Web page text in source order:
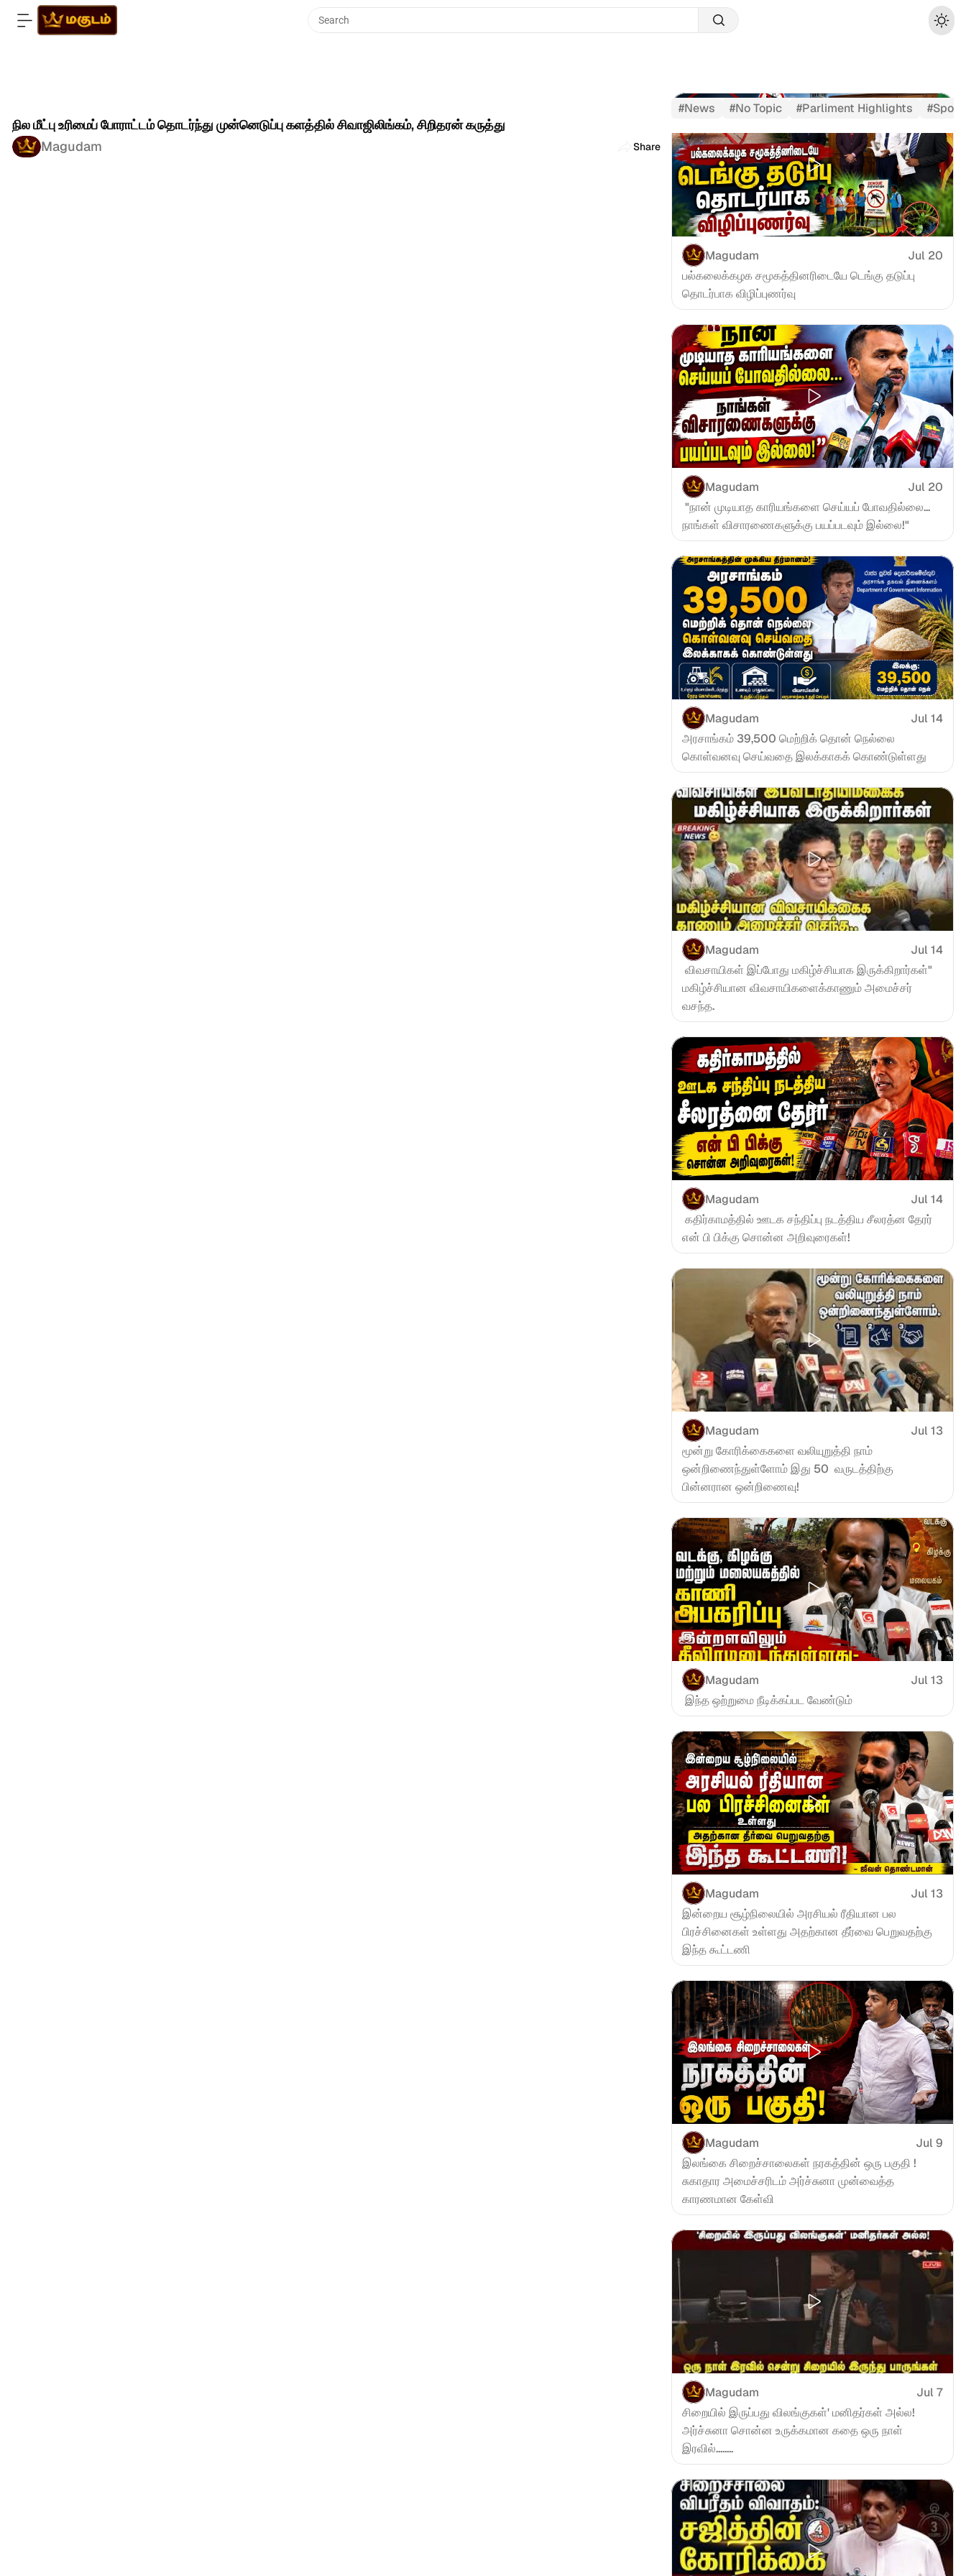
Search
நில மீட்பு உரிமைப் போராட்டம் தொடர்ந்து முன்னெடுப்பு களத்தில் சிவாஜிலிங்கம், சிறிதரன் கருத்து
Magudam
Share
#News #No Topic #Parliment Highlights #
Magudam
Jul 20
பல்கலைக்கழக சமூகத்தினரிடையே டெங்கு தடுப்பு
தொடர்பாக விழிப்புணர்வு
Magudam
Jul 20
நாங்கள் விசாரணைகளுக்கு பயப்படவும் இல்லை!"
Magudam
Jul 14
அரசாங்கம் 39,500 மெற்றிக் தொன் நெல்லை
கொள்வனவு செய்வதை இலக்காகக் கொண்டுள்ளது
Magudam
Jul 14
மகிழ்ச்சியான விவசாயிகளைக்காணும் அமைச்சர்
வசந்த.
Magudam
Jul 14
என் பி பிக்கு சொன்ன அறிவுரைகள்!
Magudam
Jul 13
மூன்று கோரிக்கைகளை வலியுறுத்தி நாம்
ஒன்றிணைந்துள்ளோம் இது 50  வருடத்திற்கு
பின்னரான ஒன்றிணைவு!
Magudam
Jul 13
இந்த ஒற்றுமை நீடிக்கப்பட வேண்டும்
Magudam
Jul 13
இன்றைய சூழ்நிலையில் அரசியல் ரீதியான பல
பிரச்சினைகள் உள்ளது அதற்கான தீர்வை பெறுவதற்கு
இந்த கூட்டணி
Magudam
Jul 9
இலங்கை சிறைச்சாலைகள் நரகத்தின் ஒரு பகுதி !
சுகாதார அமைச்சரிடம் அர்ச்சுனா முன்வைத்த
காரணமான கேள்வி
Magudam
Jul 7
சிறையில் இருப்பது விலங்குகள்' மனிதர்கள் அல்ல!
அர்ச்சுனா சொன்ன உருக்கமான கதை ஒரு நாள்
இரவில்........